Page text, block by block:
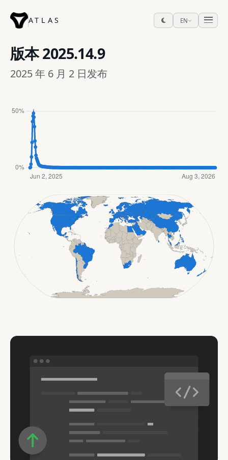
ATLAS EN
版本2025.14.9
2025 年 6 月 2 日发布